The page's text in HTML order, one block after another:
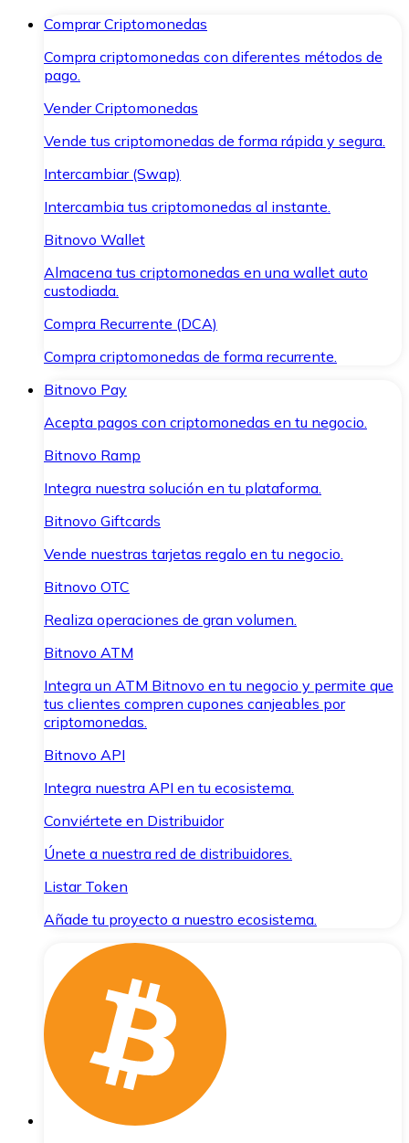
Comprar Criptomonedas
Compra criptomonedas con diferentes métodos de
pago.
Vender Criptomonedas
Vende tus criptomonedas de forma rápida y segura.
Intercambiar (Swap)
Intercambia tus criptomonedas al instante.
Bitnovo Wallet
Almacena tus criptomonedas en una wallet auto
custodiada.
Compra Recurrente (DCA)
Compra criptomonedas de forma recurrente.
Bitnovo Pay
Acepta pagos con criptomonedas en tu negocio.
Bitnovo Ramp
Integra nuestra solución en tu plataforma.
Bitnovo Giftcards
Vende nuestras tarjetas regalo en tu negocio.
Bitnovo OTC
Realiza operaciones de gran volumen.
Bitnovo ATM
Integra un ATM Bitnovo en tu negocio y permite que
tus clientes compren cupones canjeables por
criptomonedas.
Bitnovo API
Integra nuestra API en tu ecosistema.
Conviértete en Distribuidor
Únete a nuestra red de distribuidores.
Listar Token
Añade tu proyecto a nuestro ecosistema.